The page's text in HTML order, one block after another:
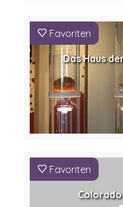
Favoriten
Das Haus
Favoriten